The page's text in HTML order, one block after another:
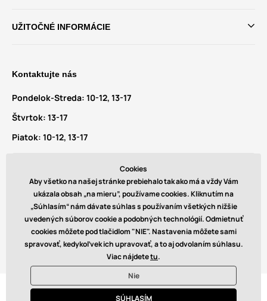
UŽITOČNÉ INFORMÁCIE
Kontaktujte nás
Pondelok-Streda: 10-12, 13-17
Štvrtok: 13-17
Piatok: 10-12, 13-17
Máte dotazy a návrhy?
info@glamadise.sk
Nájdete nás tiež na
© 2026 www.glamadise.sk. Technicky zaisťujeSimplia s.r.o.
Cookies
Aby všetko na našej stránke prebiehalo tak ako má a vždy Vám
ukázala obsah „na mieru”, používame cookies. Kliknutím na
„Súhlasím“ nám dávate súhlas s používaním všetkých nižšie
uvedených súborov cookie a podobných technológií. Odmietnuť
cookies môžete pod tlačidlom "NIE". Nastavenia môžete sami
spravovať, kedykoľvek ich upravovať, a to aj odvolaním súhlasu.
Viac nájdetetu.
Nie
SÚHLASÍM